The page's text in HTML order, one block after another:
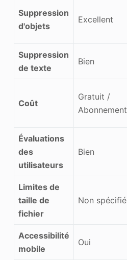
Suppression
d'objets
Excellent
Suppression
de texte
Bien
Coût
Gratuit /
Abonnement
Évaluations
des
utilisateurs
Bien
Limites de
taille de
fichier
Non spécifié
Accessibilité
mobile
Oui